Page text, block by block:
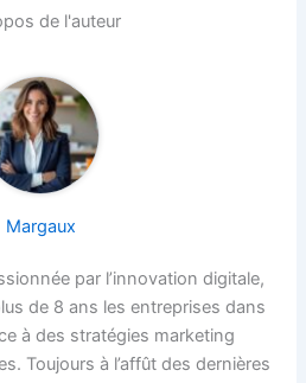
de l'auteur
Margaux
par l’innovation digitale,
de 8 ans les entreprises dans
à des stratégies marketing
Toujours à l’affût des dernières